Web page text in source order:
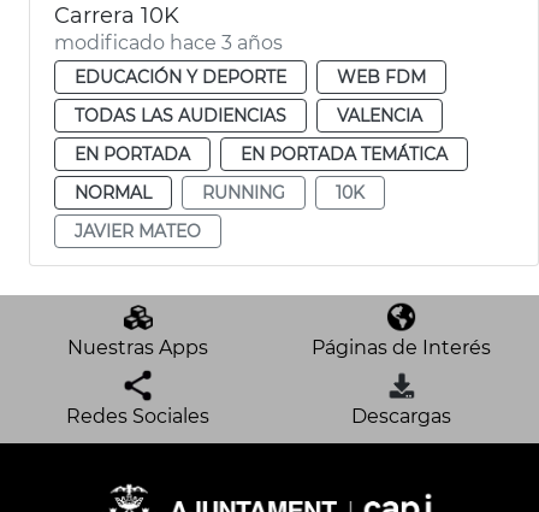
Carrera 10K
modificado hace 3 años
EDUCACIÓN Y DEPORTE
WEB FDM
TODAS LAS AUDIENCIAS
VALENCIA
EN PORTADA
EN PORTADA TEMÁTICA
NORMAL
RUNNING
10K
JAVIER MATEO
Nuestras Apps Páginas de Interés
Redes Sociales Descargas